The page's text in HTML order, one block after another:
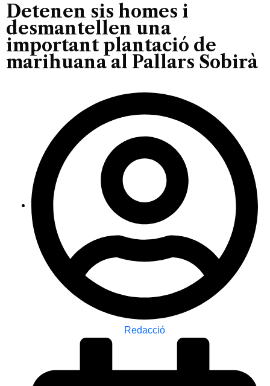
Detenen sis homes i
desmantellen una
important plantació de
marihuana al Pallars Sobirà
Redacció